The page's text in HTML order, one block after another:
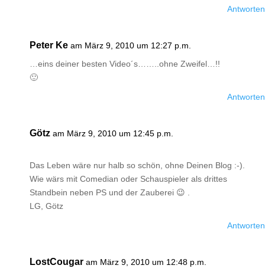
Antworten
Peter Ke am März 9, 2010 um 12:27 p.m.
…eins deiner besten Video´s……..ohne Zweifel…!!
🙂
Antworten
Götz am März 9, 2010 um 12:45 p.m.
Das Leben wäre nur halb so schön, ohne Deinen Blog :-).
Wie wärs mit Comedian oder Schauspieler als drittes
Standbein neben PS und der Zauberei 😉 .
LG, Götz
Antworten
LostCougar am März 9, 2010 um 12:48 p.m.